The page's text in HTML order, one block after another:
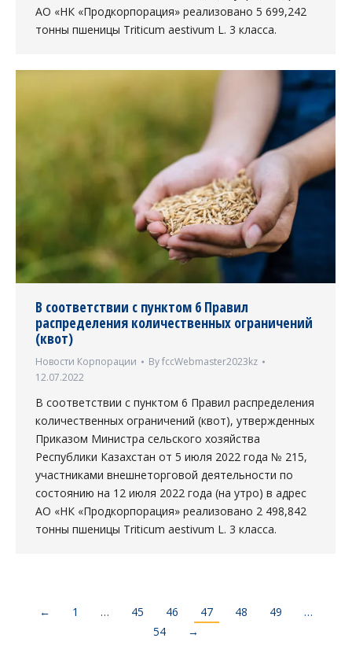
АО «НК «Продкорпорация» реализовано 5 699,242
тонны пшеницы Triticum aestivum L. 3 класса.
В соответствии с пунктом 6 Правил
распределения количественных ограничений
(квот)
Новости Корпорации ByfccWebmaster2023kz
12.07.2022
В соответствии с пунктом 6 Правил распределения
количественных ограничений (квот), утвержденных
Приказом Министра сельского хозяйства
Республики Казахстан от 5 июля 2022 года № 215,
участниками внешнеторговой деятельности по
состоянию на 12 июля 2022 года (на утро) в адрес
АО «НК «Продкорпорация» реализовано 2 498,842
тонны пшеницы Triticum aestivum L. 3 класса.
← 1 … 45 46 47 48 49
…
54
→